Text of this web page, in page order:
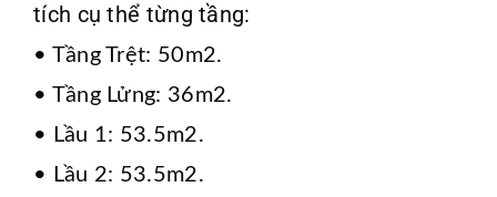
tích cụ thể từng tầng:
• Tầng Trệt: 50m2.
• Tầng Lửng: 36m2.
• Lầu 1: 53.5m2.
• Lầu 2: 53.5m2.